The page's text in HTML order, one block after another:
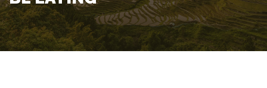
MEDIA
REACH US